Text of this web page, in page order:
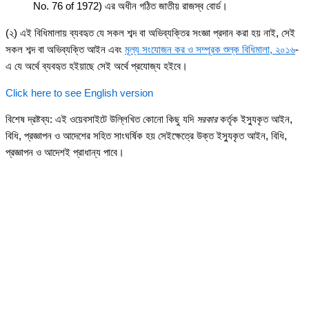
No. 76 of 1972) এর অধীন গঠিত জাতীয় রাজস্ব বোর্ড।
(২) এই বিধিমালায় ব্যবহৃত যে সকল শব্দ বা অভিব্যক্তির সংজ্ঞা প্রদান করা হয় নাই, সেই
সকল শব্দ বা অভিব্যক্তি আইন এবং মূল্য সংযোজন কর ও সম্পূরক শুল্ক বিধিমালা, ২০১৬-
এ যে অর্থে ব্যবহৃত হইয়াছে সেই অর্থে প্রযোজ্য হইবে।
Click here to see English version
বিশেষ দ্রষ্টব্য: এই ওয়েবসাইটে উল্লিখিত কোনো কিছু যদি সরকারকর্তৃক ইস্যুকৃত আইন,
বিধি, প্রজ্ঞাপন ও আদেশের সহিত সাংঘর্ষিক হয় সেইক্ষেত্রে উক্ত ইস্যুকৃত আইন, বিধি,
প্রজ্ঞাপন ও আদেশই প্রাধান্য পাবে।